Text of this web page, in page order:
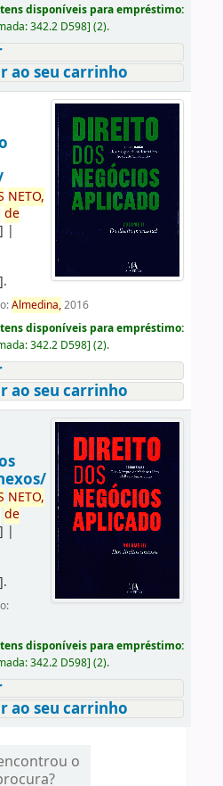
disponíveis para empréstimo:
342.2 D598] (2).
ao seu carrinho
NETO,
de
|
.
Almedina,2016
disponíveis para empréstimo:
342.2 D598] (2).
ao seu carrinho
NETO,
de
|
.
disponíveis para empréstimo:
342.2 D598] (2).
ao seu carrinho
o